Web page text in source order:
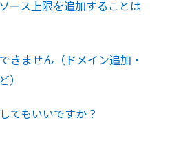
ース上限を追加することは
きません（ドメイン追加・
てもいいですか？